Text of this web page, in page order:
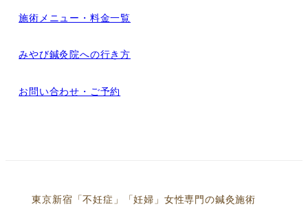
施術メニュー・料金一覧
みやび鍼灸院への行き方
お問い合わせ・ご予約
東京新宿「不妊症」「妊婦」女性専門の鍼灸施術